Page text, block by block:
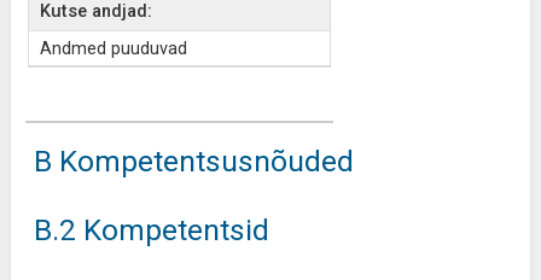
Kutse andjad:
Andmed puuduvad
B Kompetentsusnõuded
B.2 Kompetentsid